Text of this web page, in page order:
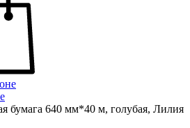
бумага 640 мм*40 м, голубая, Лилия